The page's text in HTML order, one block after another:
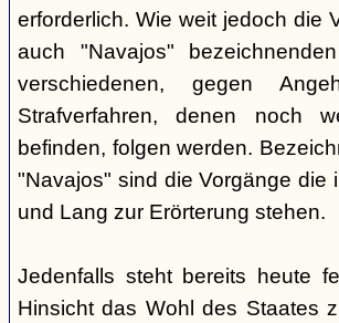
erforderlich. Wie weit jedoch die
auch "Navajos"
verschiedenen, gegen
Strafverfahren, denen noch
befinden, folgen werden.
"Navajos" sind die Vorgänge die
und Lang zur Erörterung stehen.
Jedenfalls steht bereits heute
Hinsicht das Wohl des Staates